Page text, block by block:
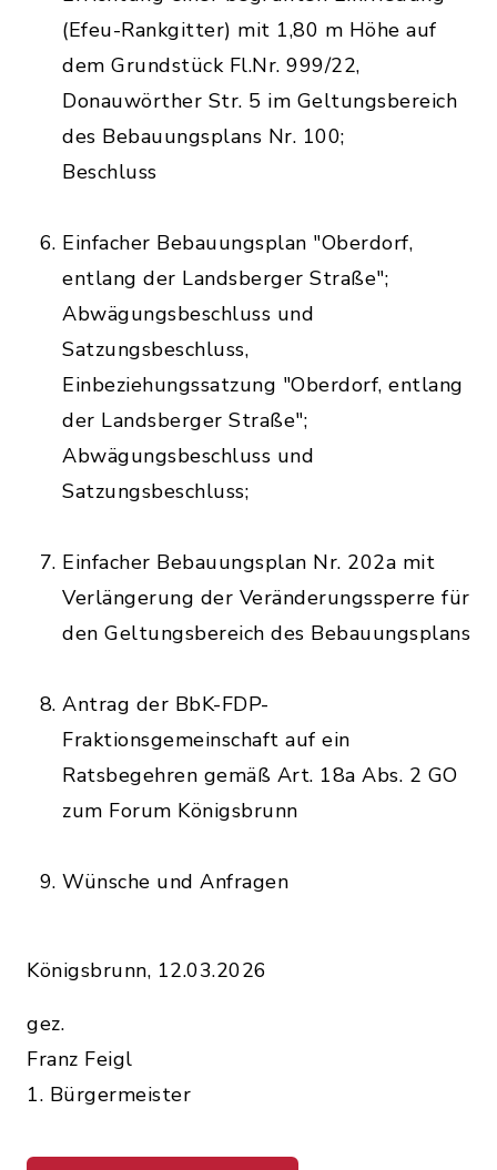
(Efeu-Rankgitter) mit 1,80 m Höhe auf
dem Grundstück Fl.Nr. 999/22,
Donauwörther Str. 5 im Geltungsbereich
des Bebauungsplans Nr. 100;
Beschluss
Einfacher Bebauungsplan "Oberdorf,
entlang der Landsberger Straße";
Abwägungsbeschluss und
Satzungsbeschluss,
Einbeziehungssatzung "Oberdorf, entlang
der Landsberger Straße";
Abwägungsbeschluss und
Satzungsbeschluss;
Einfacher Bebauungsplan Nr. 202a mit
Verlängerung der Veränderungssperre für
den Geltungsbereich des Bebauungsplans
Antrag der BbK-FDP-
Fraktionsgemeinschaft auf ein
Ratsbegehren gemäß Art. 18a Abs. 2 GO
zum Forum Königsbrunn
Wünsche und Anfragen
Königsbrunn, 12.03.2026
gez.
Franz Feigl
1. Bürgermeister